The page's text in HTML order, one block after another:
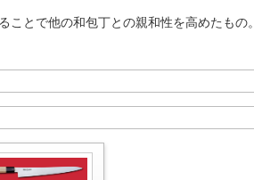
ことで他の和包丁との親和性を高めたもの。